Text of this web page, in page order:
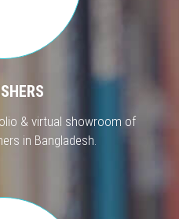
& virtual showroom of
in Bangladesh.